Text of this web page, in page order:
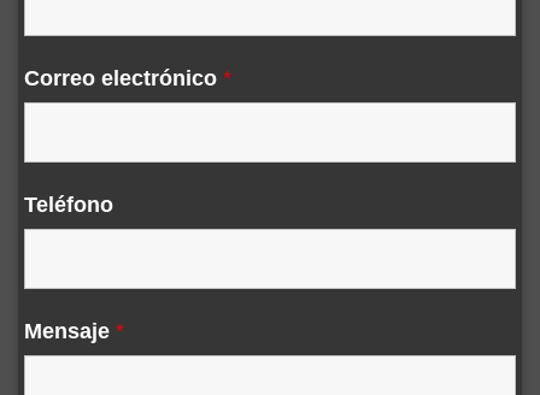
Correo electrónico *
Teléfono
Mensaje *